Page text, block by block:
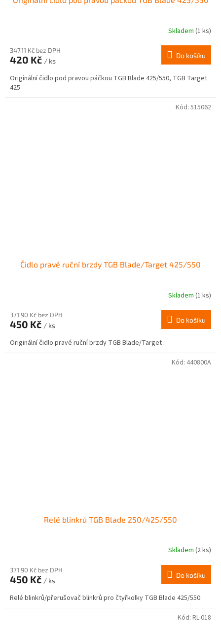
Skladem (1 ks)
347,11 Kč bez DPH
420 Kč / ks
Do košíku
Originální čidlo pod pravou páčkou TGB Blade 425/550, TGB Target
425
Čidlo pravé ruční brzdy TGB Blade/Target 425/550
Skladem (1 ks)
371,90 Kč bez DPH
450 Kč / ks
Do košíku
Originální čidlo pravé ruční brzdy TGB Blade/Target .
Kód: 515062
Relé blinkrů TGB Blade 250/425/550
produktu
je
z
5
Skladem(2 ks)
371,90 Kč bez DPH
450 Kč / ks
Do košíku
Relé blinkrů/přerušovač blinkrů pro čtyřkolky TGB Blade 425/550
Kód: 440800A
Kód: RL-018